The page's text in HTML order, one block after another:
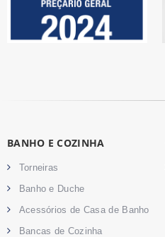
BANHO E COZINHA
Torneiras
Banho e Duche
Acessórios de Casa de Banho
Bancas de Cozinha